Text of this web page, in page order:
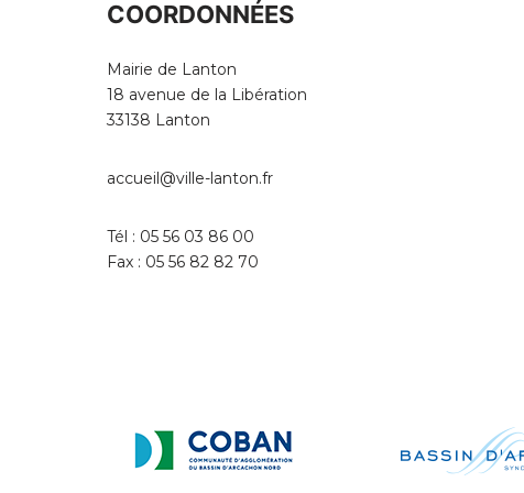
COORDONNÉES
Mairie de Lanton
18 avenue de la Libération
33138 Lanton
accueil@ville-lanton.fr
Tél : 05 56 03 86 00
Fax : 05 56 82 82 70